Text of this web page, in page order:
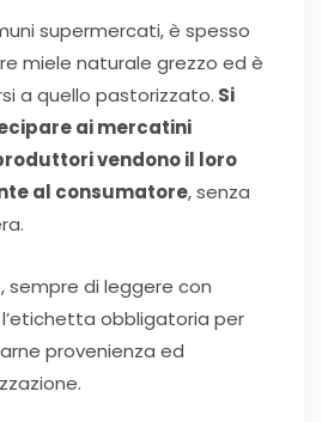
supermercati, è spesso
miele naturale grezzo ed è
a quello pastorizzato. Si
ai mercatini
vendono il loro
al consumatore, senza
sempre di leggere con
obbligatoria per
provenienza ed